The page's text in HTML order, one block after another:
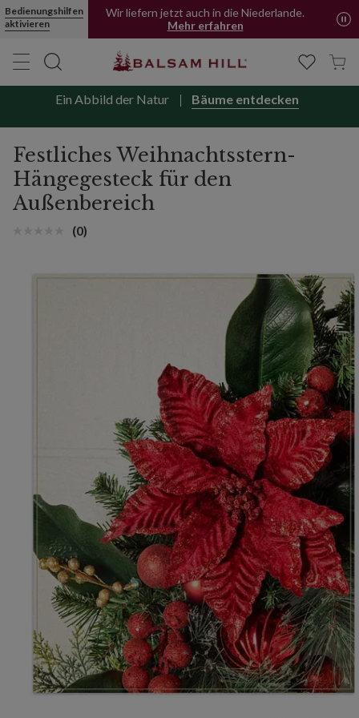
Bedienungshilfen
aktivieren
Wir liefern jetzt auch in die Niederlande.
Mehr erfahren
Ein Abbild der Natur Bäume entdecken
Festliches Weihnachtsstern-
Hängegesteck für den
Außenbereich
(0)
Festliches Weihnachtsstern-Hängegesteck für den